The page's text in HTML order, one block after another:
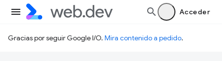
Acceder
Gracias por seguir Google I/O. Mira contenido a pedido.